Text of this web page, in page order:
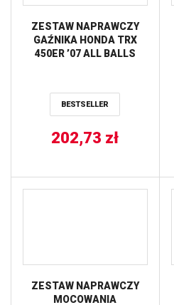
ZESTAW NAPRAWCZY
GAŹNIKA HONDA TRX
450ER ’07 ALL BALLS
BESTSELLER
202,73 zł
ZESTAW NAPRAWCZY
MOCOWANIA